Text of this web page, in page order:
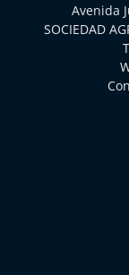
Avenida
SOCIEDAD